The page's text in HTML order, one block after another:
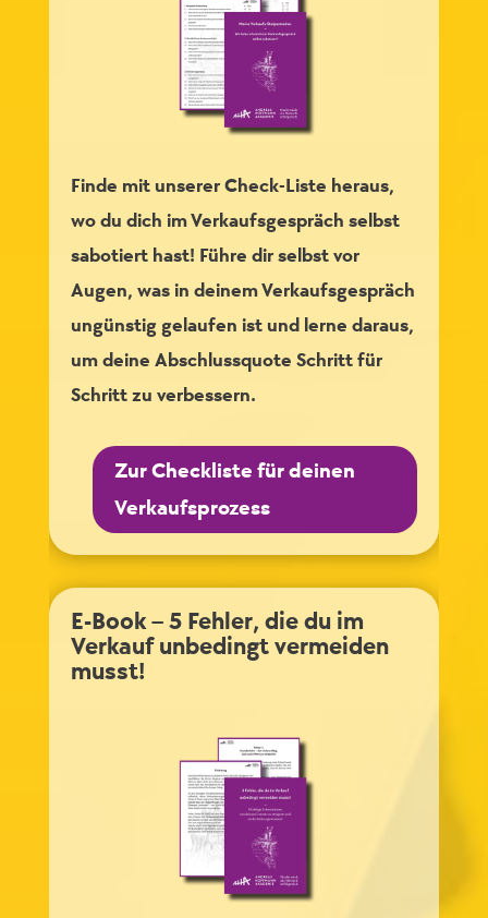
Finde mit unserer Check-Liste heraus,
wo du dich im Verkaufsgespräch selbst
sabotiert hast! Führe dir selbst vor
Augen, was in deinem Verkaufsgespräch
ungünstig gelaufen ist und lerne daraus,
um deine Abschlussquote Schritt für
Schritt zu verbessern.
Zur Checkliste für deinen
Verkaufsprozess
E-Book – 5 Fehler, die du im
Verkauf unbedingt vermeiden
musst!